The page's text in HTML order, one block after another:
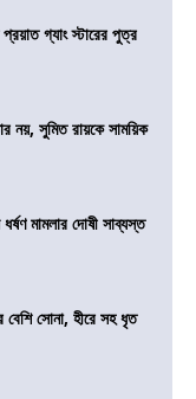
গ্যাং স্টারের পুত্র
নয়, সুমিত রায়কে সাময়িক
মামলার দোষী সাব্যস্ত
বেশি সোনা, হীরে সহ ধৃত